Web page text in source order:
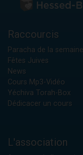
Raccourcis
Paracha de la semaine
Fêtes Juives
News
Cours Mp3-Vidéo
Yéchiva Torah-Box
Dédicacer un cours
L'association